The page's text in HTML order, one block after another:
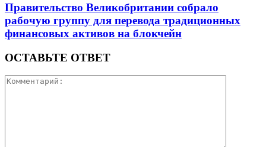
Правительство Великобритании собрало
рабочую группу для перевода традиционных
финансовых активов на блокчейн
ОСТАВЬТЕ ОТВЕТ